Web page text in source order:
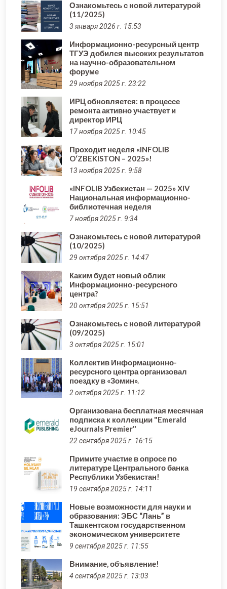
Ознакомьтесь с новой литературой
(11/2025)
3 января 2026 г. 15:53
Информационно-ресурсный центр
ТГУЭ добился высоких результатов
на научно-образовательном
форуме
29 ноября 2025 г. 23:22
ИРЦ обновляется: в процессе
ремонта активно участвует и
директор ИРЦ
17 ноября 2025 г. 10:45
Проходит неделя «INFOLIB
O‘ZBEKISTON – 2025»!
13 ноября 2025 г. 9:58
«INFOLIB Узбекистан — 2025» XIV
Национальная информационно-
библиотечная неделя
7 ноября 2025 г. 9:34
Ознакомьтесь с новой литературой
(10/2025)
29 октября 2025 г. 14:47
Каким будет новый облик
Информационно-ресурсного
центра?
20 октября 2025 г. 15:51
Ознакомьтесь с новой литературой
(09/2025)
3 октября 2025 г. 15:01
Коллектив Информационно-
ресурсного центра организовал
поездку в «Зомин».
2 октября 2025 г. 11:12
Организована бесплатная месячная
подписка к коллекции "Emerald
eJournals Premier"
22 сентября 2025 г. 16:15
Примите участие в опросе по
литературе Центрального банка
Республики Узбекистан!
19 сентября 2025 г. 14:11
Новые возможности для науки и
образования: ЭБС “Лань” в
Ташкентском государственном
экономическом университете
9 сентября 2025 г. 11:55
Внимание, объявление!
4 сентября 2025 г. 13:03